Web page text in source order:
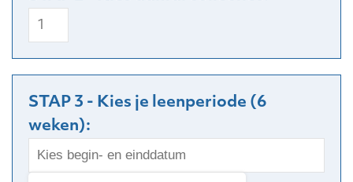
Plantenrijk
STAP 3 - Kies je leenperiode (6
weken):